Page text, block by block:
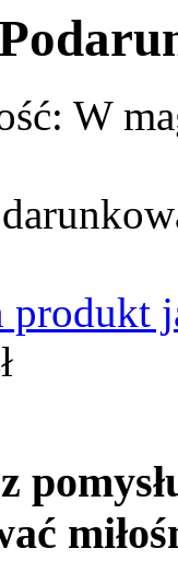
W
produkt